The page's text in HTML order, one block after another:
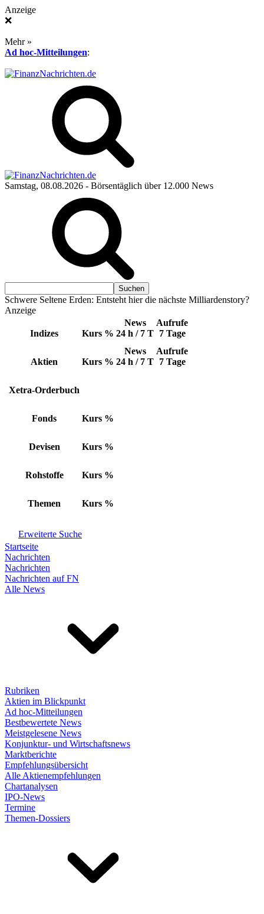
Anzeige
❌
Mehr »
Ad hoc-Mitteilungen:
Samstag, 08.08.2026 - Börsentäglich über 12.000 News
Schwere Seltene Erden: Entsteht hier die nächste Milliardenstory?
Anzeige
Indizes Kurs %
News
24 h / 7 T
Aufrufe
7 Tage
Aktien Kurs %
News
24 h / 7 T
Aufrufe
7 Tage
Xetra-Orderbuch
Fonds Kurs %
Devisen Kurs %
Rohstoffe Kurs %
Themen Kurs %
Erweiterte Suche
Startseite
Nachrichten
Nachrichten
Nachrichten auf FN
Alle News
Rubriken
Aktien im Blickpunkt
Ad hoc-Mitteilungen
Bestbewertete News
Meistgelesene News
Konjunktur- und Wirtschaftsnews
Marktberichte
Empfehlungsübersicht
Alle Aktienempfehlungen
Chartanalysen
IPO-News
Termine
Themen-Dossiers